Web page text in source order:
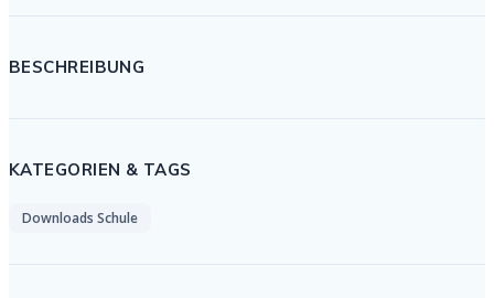
BESCHREIBUNG
KATEGORIEN & TAGS
Downloads Schule